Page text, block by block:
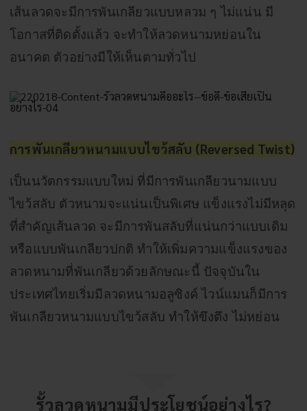
เส้นลวดจะมีการพันเกลียวแบบหลวม ๆ ไม่แน่น มี
โอกาสที่ติดตั้งแล้ว จะทำให้ลวดหนามหย่อนใน
อนาคต ตัวอย่างมีให้เห็นตามทั่วไป
การพันเกลียวหนามแบบไขว้สลับ (Reversed Twist)
เป็นนวัตกรรมแบบใหม่ ที่มีการพันเกลียวนามแบบ
ไขว้สลับ ตัวหนามจะแน่นเป็นพิเศษ แข็งแรงไม่มีหลุด
ที่สำคัญเส้นลวด จะมีการพันสลับที่แน่นกว่าแบบเดิม
หรือแบบพันเกลียวปกติ ทำให้เพิ่มความแข็งแรงของ
ลวดหนามที่พันเกลียวด้วยลักษณะนี้ ปัจจุบันใน
ประเทศไทยเริ่มมีลวดหนามอลูซิงค์ ไวน์แมนก็มีการ
พันเกลียวหนามแบบไขว้สลับ ทำให้ขึงตึง ไม่หย่อน
รั้วลวดหนามมีประโยชน์อย่างไร?